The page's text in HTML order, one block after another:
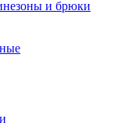
и брюки